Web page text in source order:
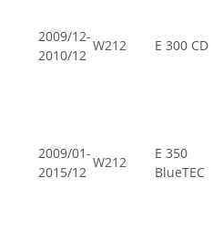
2009/12-
2010/12
W212 E 300 CDI
2009/01-
2015/12
W212
E 350
BlueTEC